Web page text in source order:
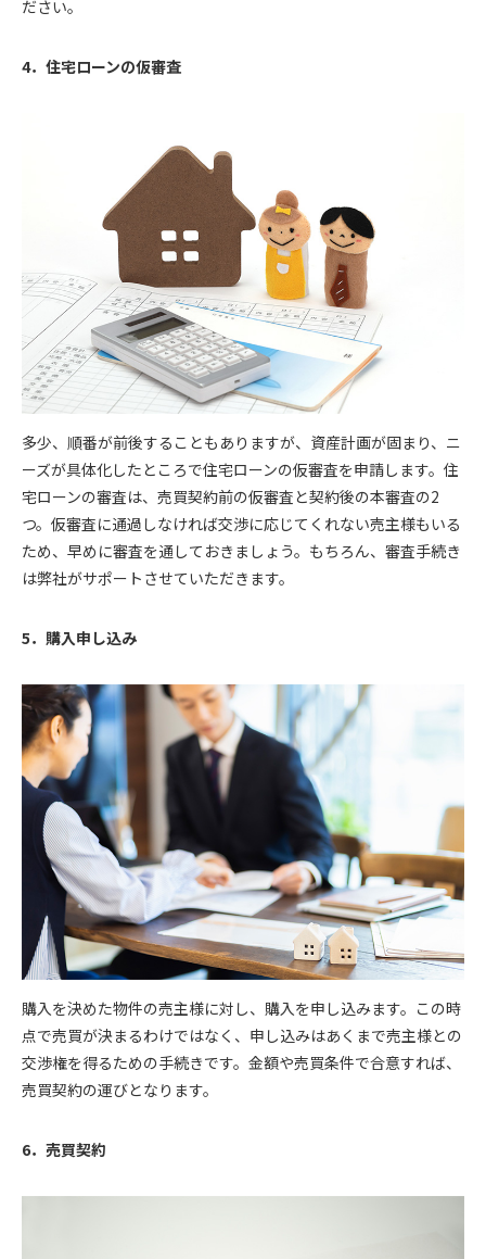
ださい。
4．住宅ローンの仮審査
多少、順番が前後することもありますが、資産計画が固まり、ニ
ーズが具体化したところで住宅ローンの仮審査を申請します。住
宅ローンの審査は、売買契約前の仮審査と契約後の本審査の2
つ。仮審査に通過しなければ交渉に応じてくれない売主様もいる
ため、早めに審査を通しておきましょう。もちろん、審査手続き
は弊社がサポートさせていただきます。
5．購入申し込み
購入を決めた物件の売主様に対し、購入を申し込みます。この時
点で売買が決まるわけではなく、申し込みはあくまで売主様との
交渉権を得るための手続きです。金額や売買条件で合意すれば、
売買契約の運びとなります。
6．売買契約